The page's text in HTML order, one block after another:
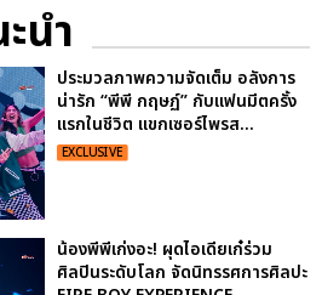
นำ
ประมวลภาพความจัดเต็ม อลังการ
น่ารัก “พีพี กฤษฏ์” กับแฟนมีตครั้ง
แรกในชีวิต แขกเซอร์ไพรส...
EXCLUSIVE
น้องพีพีเก่งอะ! ผุดไอเดียเก๋ร่วม
ศิลปินระดับโลก จัดนิทรรศการศิลปะ